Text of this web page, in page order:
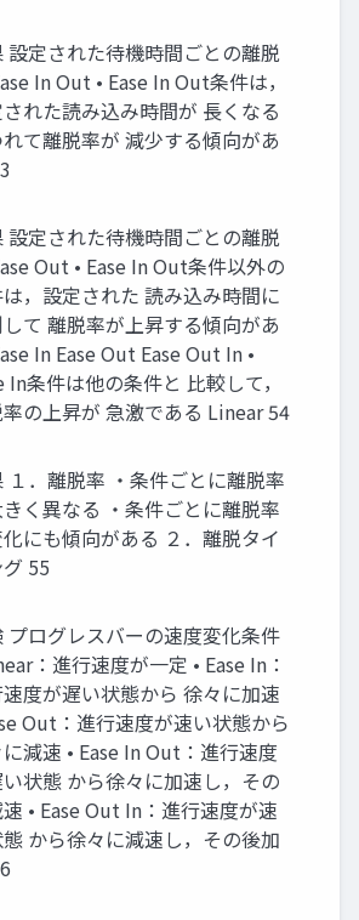
設定された待機時間ごとの離脱
In Out • Ease In Out条件は，
れた読み込み時間が 長くなる
て離脱率が 減少する傾向があ
設定された待機時間ごとの離脱
Out • Ease In Out条件以外の
，設定された 読み込み時間に
て 離脱率が上昇する傾向があ
In Ease Out Ease Out In •
In条件は他の条件と 比較して，
の上昇が 急激である Linear 54
１．離脱率 ・条件ごとに離脱率
く異なる ・条件ごとに離脱率
にも傾向がある ２．離脱タイ
55
プログレスバーの速度変化条件
：進行速度が一定 • Ease In：
度が遅い状態から 徐々に加速
Out：進行速度が速い状態から
減速 • Ease In Out：進行速度
状態 から徐々に加速し，その
• Ease Out In：進行速度が速
から徐々に減速し，その後加